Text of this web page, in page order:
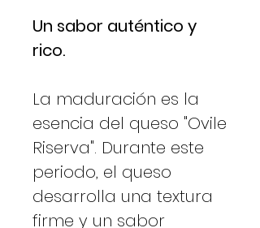
Un sabor auténtico y
rico.
La maduración es la
esencia del queso "Ovile
Riserva". Durante este
periodo, el queso
desarrolla una textura
firme y un sabor